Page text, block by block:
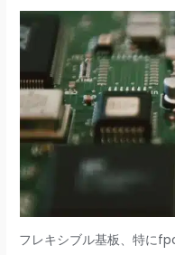
フレキシブル基板、特に